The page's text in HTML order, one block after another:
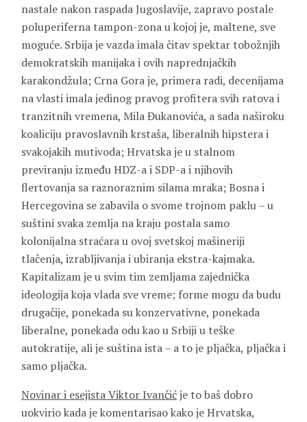
nastale nakon raspada Jugoslavije, zapravo postale
poluperiferna tampon-zona u kojoj je, maltene, sve
moguće. Srbija je vazda imala čitav spektar tobožnjih
demokratskih manijaka i ovih naprednjačkih
karakondžula; Crna Gora je, primera radi, decenijama
na vlasti imala jedinog pravog profitera svih ratova i
tranzitnih vremena, Mila Đukanovića, a sada naširoku
koaliciju pravoslavnih krstaša, liberalnih hipstera i
svakojakih mutivoda; Hrvatska je u stalnom
previranju između HDZ-a i SDP-a i njihovih
flertovanja sa raznoraznim silama mraka; Bosna i
Hercegovina se zabavila o svome trojnom paklu – u
suštini svaka zemlja na kraju postala samo
kolonijalna straćara u ovoj svetskoj mašineriji
tlačenja, izrabljivanja i ubiranja ekstra-kajmaka.
Kapitalizam je u svim tim zemljama zajednička
ideologija koja vlada sve vreme; forme mogu da budu
drugačije, ponekada su konzervativne, ponekada
liberalne, ponekada odu kao u Srbiji u teške
autokratije, ali je suština ista – a to je pljačka, pljačka i
samo pljačka.
Novinar i esejista Viktor Ivančićje to baš dobro
uokvirio kada je komentarisao kako je Hrvatska,